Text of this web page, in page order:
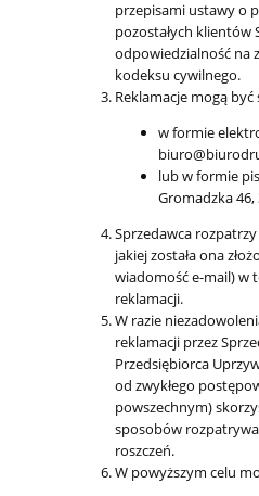
przepisami ustawy o
pozostałych klientów
odpowiedzialność na
kodeksu cywilnego.
Reklamacje mogą być
w formie
lub w formie
Gromadzka 46,
Sprzedawca
jakiej została ona
wiadomość e-mail) w
reklamacji.
W razie
reklamacji przez
Przedsiębiorca
od zwykłego
powszechnym)
sposobów
roszczeń.
W powyższym celu